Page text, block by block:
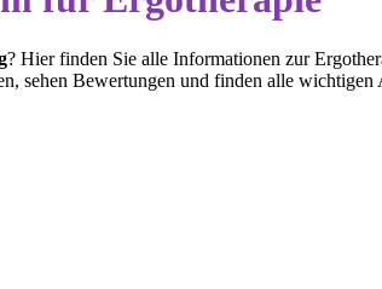
? Hier finden Sie alle Informationen zur
sehen Bewertungen und finden alle wichtigen